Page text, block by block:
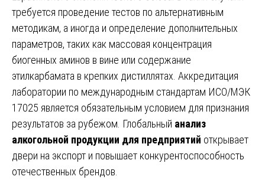
требуется проведение тестов по альтернативным
методикам, а иногда и определение дополнительных
параметров, таких как массовая концентрация
биогенных аминов в вине или содержание
этилкарбамата в крепких дистиллятах. Аккредитация
лаборатории по международным стандартам ИСО/МЭК
17025 является обязательным условием для признания
результатов за рубежом. Глобальный анализ
алкогольной продукции для предприятий открывает
двери на экспорт и повышает конкурентоспособность
отечественных брендов.